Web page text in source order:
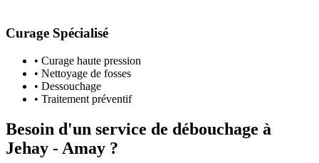
Curage Spécialisé
• Curage haute pression
• Nettoyage de fosses
• Dessouchage
• Traitement préventif
Besoin d'un service de débouchage à
Jehay - Amay ?